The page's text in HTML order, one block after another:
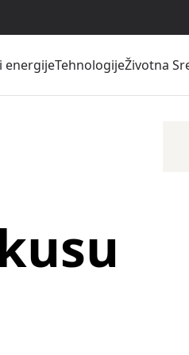
energijeTehnologijeŽivotna